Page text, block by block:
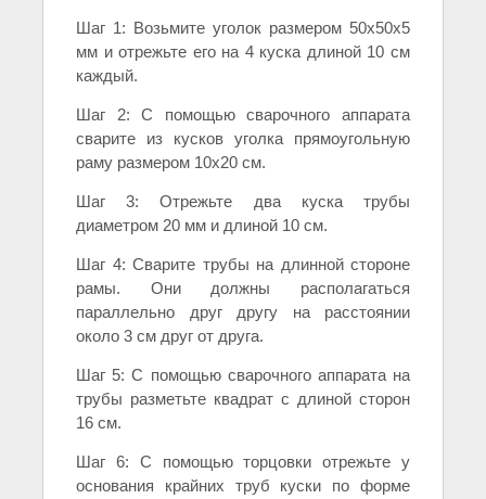
Шаг 1: Возьмите уголок размером 50х50х5
мм и отрежьте его на 4 куска длиной 10 см
каждый.
Шаг 2: С помощью сварочного аппарата
сварите из кусков уголка прямоугольную
раму размером 10х20 см.
Шаг 3: Отрежьте два куска трубы
диаметром 20 мм и длиной 10 см.
Шаг 4: Сварите трубы на длинной стороне
рамы. Они должны располагаться
параллельно друг другу на расстоянии
около 3 см друг от друга.
Шаг 5: С помощью сварочного аппарата на
трубы разметьте квадрат с длиной сторон
16 см.
Шаг 6: С помощью торцовки отрежьте у
основания крайних труб куски по форме